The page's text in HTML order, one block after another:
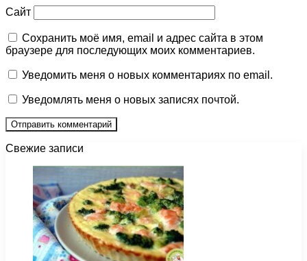
Сайт
Сохранить моё имя, email и адрес сайта в этом
браузере для последующих моих комментариев.
Уведомить меня о новых комментариях по email.
Уведомлять меня о новых записях почтой.
Свежие записи